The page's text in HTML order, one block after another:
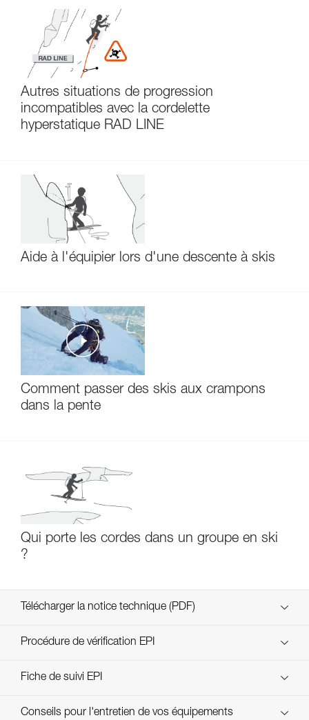
Autres situations de progression
incompatibles avec la cordelette
hyperstatique RAD LINE
Aide à l'équipier lors d'une descente à skis
Comment passer des skis aux crampons
dans la pente
Qui porte les cordes dans un groupe en ski
?
Télécharger la notice technique (PDF)
Technical Notice
Procédure de vérification EPI
verif-EPI-cordes-procedure-FR
Fiche de suivi EPI
verif-EPI-cordes-suivi- FR
Conseils pour l'entretien de vos équipements